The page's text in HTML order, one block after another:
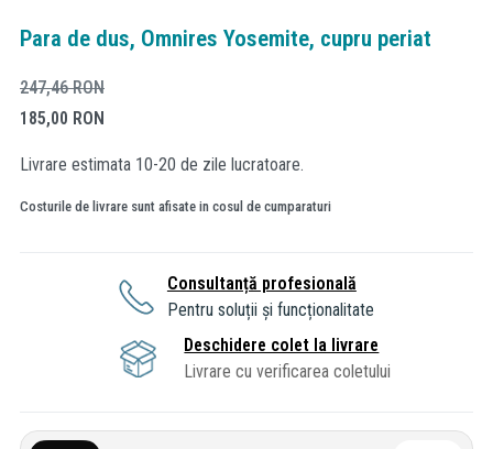
Para de dus, Omnires Yosemite, cupru periat
247,46RON
185,00 RON
Livrare estimata 10-20 de zile lucratoare.
Costurile de livrare sunt afisate in cosul de cumparaturi
Consultanță profesională
Pentru soluții și funcționalitate
Deschidere colet la livrare
Livrare cu verificarea coletului